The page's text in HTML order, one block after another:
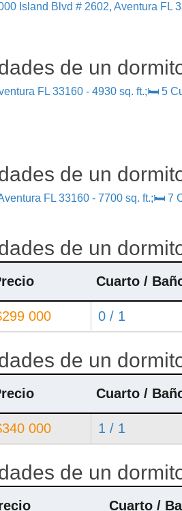
Island Blvd # 2602, Aventura FL
de un
FL 33160 - 4930 sq. ft.;🛏 5
de un
FL 33160 - 7700 sq. ft.;🛏 7
de un
Cuarto /
000 0 / 1
de un
Cuarto /
000 1 / 1
de un
Cuarto /